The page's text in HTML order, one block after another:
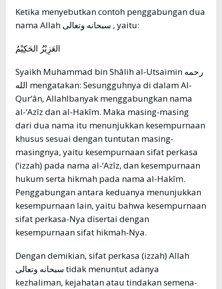
Ketika menyebutkan contoh penggabungan dua
nama Allah سبحانه وتعالى , yaitu:
العَزِيْزُ الحَكِيْمُ
Syaikh Muhammad bin Shâlih al-Utsaimin رحمه
الله mengatakan: Sesungguhnya di dalam Al-
Qur‘ân, Allahlbanyak menggabungkan nama
al-‘Azîz dan al-Hakîm. Maka masing-masing
dari dua nama itu menunjukkan kesempurnaan
khusus sesuai dengan tuntutan masing-
masingnya, yaitu kesempurnaan sifat perkasa
(‘izzah) pada nama al-‘Azîz, dan kesempurnaan
hukum serta hikmah pada nama al-Hakîm.
Penggabungan antara keduanya menunjukkan
kesempurnaan lain, yaitu bahwa kesempurnaan
sifat perkasa-Nya disertai dengan
kesempurnaan sifat hikmah-Nya.
Dengan demikian, sifat perkasa (izzah) Allah
سبحانه وتعالى tidak menuntut adanya
kezhaliman, kejahatan atau tindakan semena-